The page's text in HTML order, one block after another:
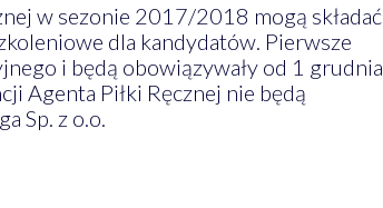
w sezonie 2017/2018 mogą składać
dla kandydatów. Pierwsze
i będą obowiązywały od 1 grudnia
Agenta Piłki Ręcznej nie będą
Sp. z o.o.